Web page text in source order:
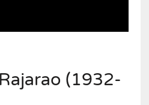
(1932-